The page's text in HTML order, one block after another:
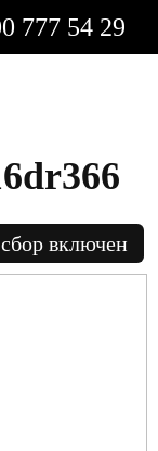
777 54 29
включен